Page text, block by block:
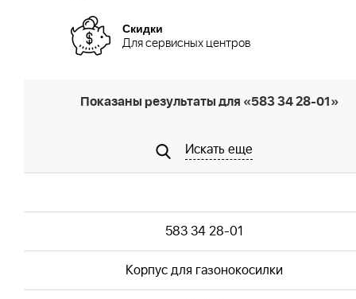
Скидки
Для сервисных центров
Показаны результаты для «583 34 28-01»
Искать еще
583 34 28-01
Корпус для газонокосилки